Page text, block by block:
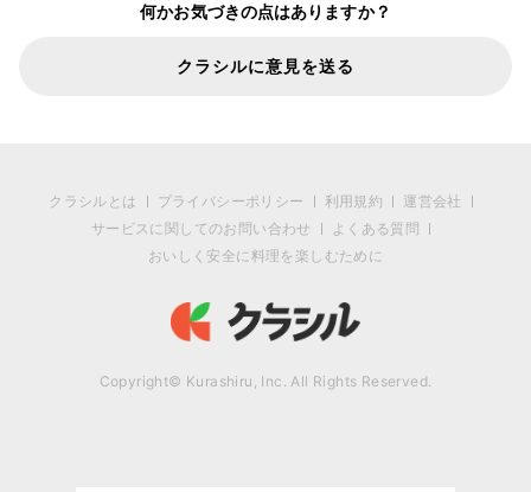
何かお気づきの点はありますか？
クラシルに意見を送る
クラシルとは プライバシーポリシー 利用規約
運営会社
サービスに関してのお問い合わせ
よくある質問
おいしく安全に料理を楽しむために
Copyright© Kurashiru, Inc. All Rights Reserved.